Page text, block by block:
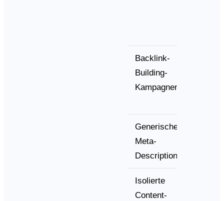
Backlink-
Building-
Kampagnen
Generische
Meta-
Descriptions
Isolierte
Content-